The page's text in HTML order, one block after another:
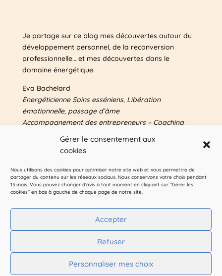
Gérer le consentement aux
cookies
Nous utilisons des cookies pour optimiser notre site web et vous permettre de
partager du contenu sur les réseaux sociaux. Nous conservons votre choix pendant
13 mois. Vous pouvez changer d'avis à tout moment en cliquant sur "Gérer les
cookies" en bas à gauche de chaque page de notre site.
Accepter
Refuser
Personnaliser mes choix
Je partage sur ce blog mes découvertes autour du
développement personnel, de la reconversion
professionnelle… et mes découvertes dans le
domaine énergétique.
Eva Bachelard
Energéticienne Soins esséniens, Libération
émotionnelle, passage d’âme
Accompagnement des entrepreneurs – Coaching
Pour me suivre sur les réseaux sociaux :
A propos & contact
Politique de confidentialité